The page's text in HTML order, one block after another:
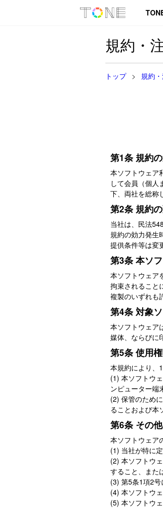
規約・
トップ > 規約
第1条 規約
本ソフトウェア
して会員（個人
下、両社を総称
第2条 規約
当社は、民法
規約の効力発生
提供条件等は変
第3条 本ソ
本ソフトウェア
拘束されること
複製のいずれも
第4条 対象
本ソフトウェア
媒体、ならびに
第5条 使用
本規約により、
(1) 本ソフトウ
ンピューター端
(2) 保管のため
ることおよび本
第6条 その
本ソフトウェア
(1) 当社が特に
(2) 本ソフトウ
すること、また
(3) 第5条1項2号
(4) 本ソフトウ
(5) 本ソフトウ